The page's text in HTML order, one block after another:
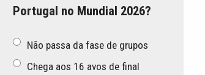
Portugal no Mundial 2026?
Não passa da fase de grupos
Chega aos 16 avos de final